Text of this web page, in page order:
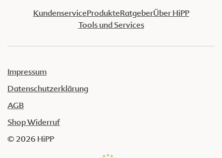
KundenserviceProdukteRatgeberÜber HiPP
Tools und Services
Impressum
Datenschutzerklärung
AGB
Shop Widerruf
© 2026 HiPP